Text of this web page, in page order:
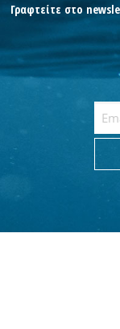
Γραφτείτε στο